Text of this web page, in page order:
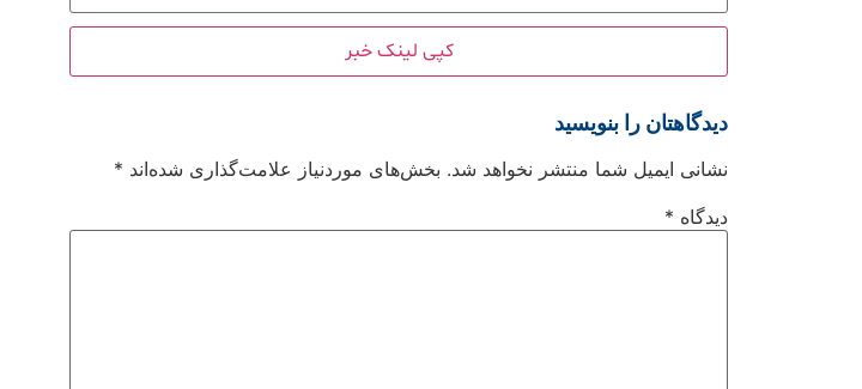
کپی لینک خبر
دیدگاهتان را بنویسید
نشانی ایمیل شما منتشر نخواهد شد. بخش‌های موردنیاز علامت‌گذاری شده‌اند *
دیدگاه *